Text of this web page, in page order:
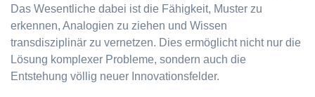
Das Wesentliche dabei ist die Fähigkeit, Muster zu
erkennen, Analogien zu ziehen und Wissen
transdisziplinär zu vernetzen. Dies ermöglicht nicht nur die
Lösung komplexer Probleme, sondern auch die
Entstehung völlig neuer Innovationsfelder.